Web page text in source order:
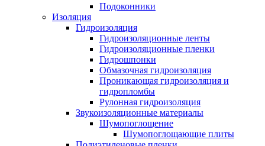
Подоконники
Изоляция
Гидроизоляция
Гидроизоляционные ленты
Гидроизоляционные пленки
Гидрошпонки
Обмазочная гидроизоляция
Проникающая гидроизоляция и
гидропломбы
Рулонная гидроизоляция
Звукоизоляционные материалы
Шумопоглощение
Шумопоглощающие плиты